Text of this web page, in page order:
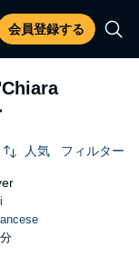
会員登録する
人気 フィルター